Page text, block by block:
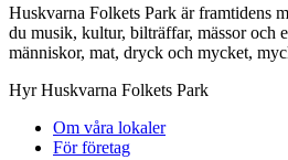
Huskvarna Folkets Park är framtidens
du musik, kultur, bilträffar, mässor och
människor, mat, dryck och mycket,
Hyr Huskvarna Folkets Park
Om våra lokaler
För företag